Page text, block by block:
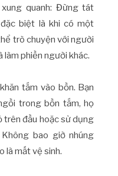
quanh: Đừng tát
biệt là khi có một
trò chuyện với người
làm phiền người khác.
tắm vào bồn. Bạn
trong bồn tắm, họ
trên đầu hoặc sử dụng
bao giờ nhúng
là mất vệ sinh.